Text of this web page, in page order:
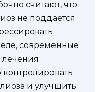
считают, что
не поддается
современные
и улучшить